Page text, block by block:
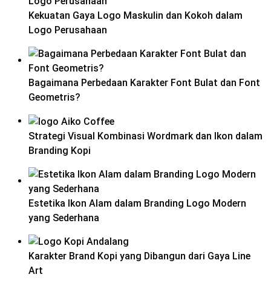
Kekuatan Gaya Logo Maskulin dan Kokoh dalam
Logo Perusahaan
Bagaimana Perbedaan Karakter Font Bulat dan Font
Geometris?
Strategi Visual Kombinasi Wordmark dan Ikon dalam
Branding Kopi
Estetika Ikon Alam dalam Branding Logo Modern
yang Sederhana
Karakter Brand Kopi yang Dibangun dari Gaya Line
Art